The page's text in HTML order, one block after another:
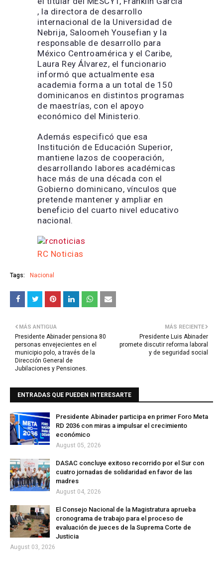
, la directora de desarrollo
internacional de la Universidad de
Nebrija, Saloomeh Yousefian y la
responsable de desarrollo para
México Centroamérica y el Caribe,
Laura Rey Álvarez, el funcionario
informó que actualmente esa
academia forma a un total de 150
dominicanos en distintos programas
de maestrías, con el apoyo
económico del Ministerio.
Además especificó que esa
Institución de Educación Superior,
mantiene lazos de cooperación,
desarrollando labores académicas
hace más de una década con el
Gobierno dominicano, vínculos que
pretende mantener y ampliar en
beneficio del cuarto nivel educativo
nacional.
RC Noticias
Tags: Nacional
MÁS RECIENTE
Presidente Luis Abinader
promete discutir reforma laboral
y de seguridad social
MÁS ANTIGUA
Presidente Abinader pensiona 80
personas envejecientes en el
municipio polo, a través de la
Dirección General de
Jubilaciones y Pensiones.
ENTRADAS QUE PUEDEN INTERESARTE
Presidente Abinader participa en primer Foro Meta
RD 2036 con miras a impulsar el crecimiento
económico
August 05, 2026
DASAC concluye exitoso recorrido por el Sur con
cuatro jornadas de solidaridad en favor de las
madres
August 04, 2026
El Consejo Nacional de la Magistratura aprueba
cronograma de trabajo para el proceso de
evaluación de jueces de la Suprema Corte de
Justicia
August 03, 2026